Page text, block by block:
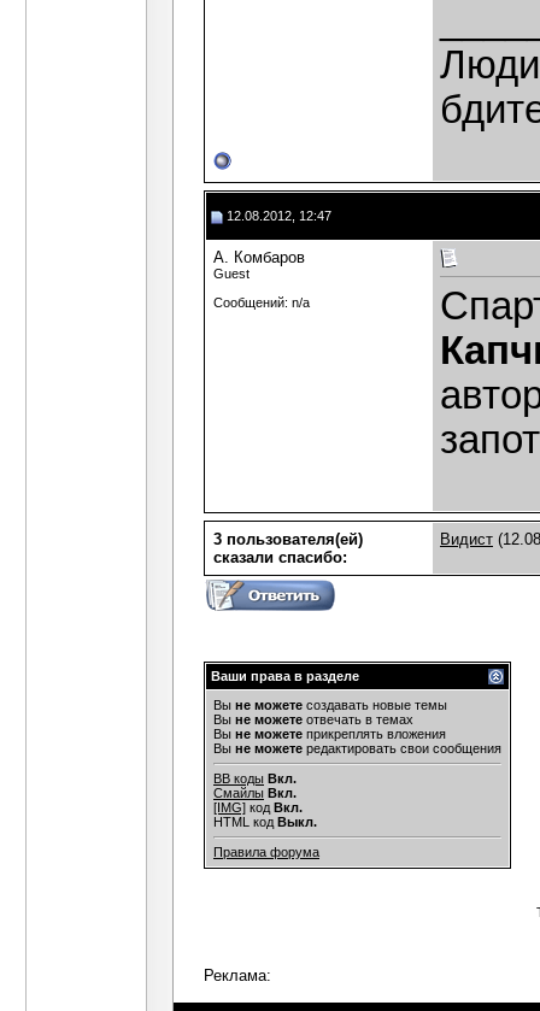
12.08.2012, 12:47
А. Комбаров
Guest
Сообщений: n/a
3 пользователя(ей)
сказали cпасибо:
Видист
Ваши права в разделе
Вы не можете создавать новые темы
Вы не можете отвечать в темах
Вы не можете прикреплять вложения
Вы не можете редактировать свои сообщения
BB коды Вкл.
Смайлы Вкл.
[IMG] код Вкл.
HTML код Выкл.
Правила форума
Реклама: